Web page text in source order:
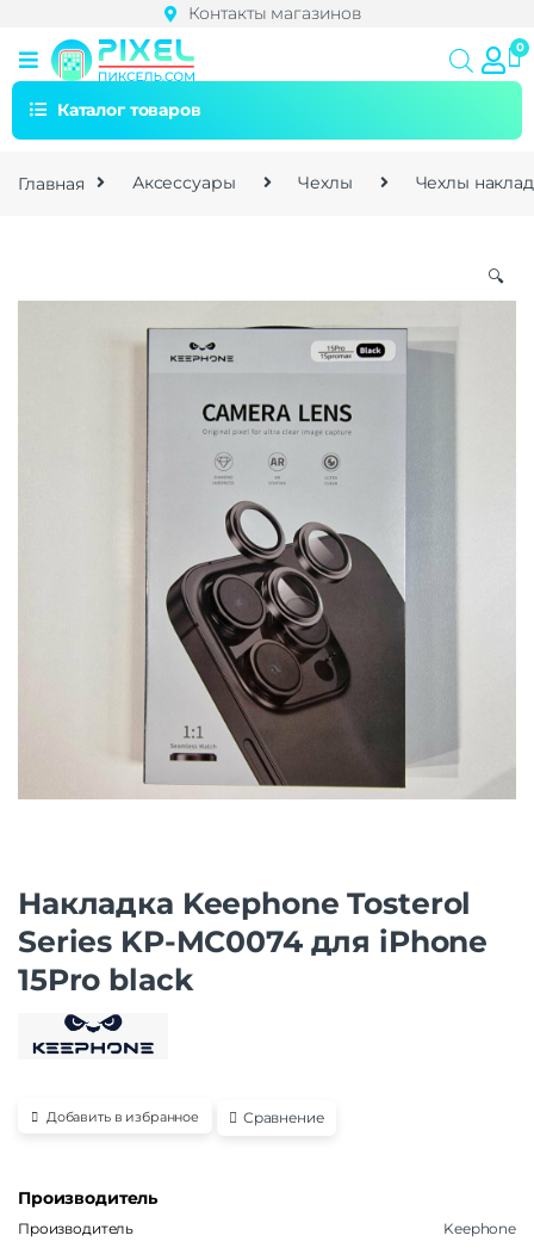
Контакты магазинов
Каталог товаров
Главная Аксессуары Чехлы Чехлы
🔍
Накладка Keephone Tosterol
Series KP-MC0074 для iPhone
15Pro black
Добавить в избранное Сравнение
Производитель
Производитель Keephone